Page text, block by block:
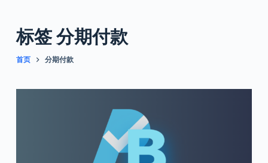
标签分期付款
首页 分期付款